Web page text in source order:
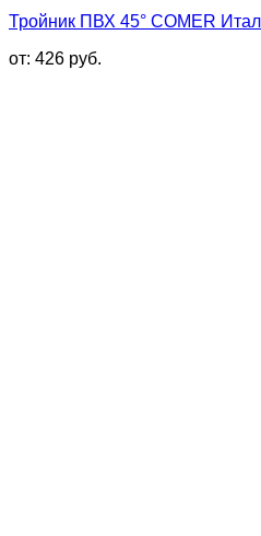
Тройник ПВХ 45° COMER
от: 426 руб.